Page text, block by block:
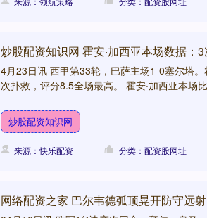
炒股配资知识网 霍安·加西亚本场数据：
4月23日讯 西甲第33轮，巴萨主场1-0塞尔塔
次扑救，评分8.5全场最高。 霍安·加西亚本场
炒股配资知识网
来源：快乐配资 分类：配资股网址
网络配资之家 巴尔韦德弧顶晃开防守远